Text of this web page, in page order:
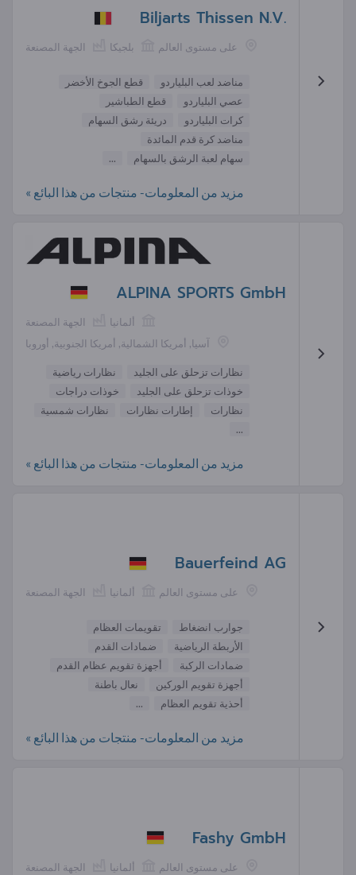
Biljarts Thissen N.V.
الجهة المصنعة بلجيكا على مستوى العالم
مناضد لعب البلياردو
قطع الجوخ الأخضر
عصي البلياردو
قطع الطباشير
كرات البلياردو
دريئة رشق السهام
مناضد كرة قدم المائدة
سهام لعبة الرشق بالسهام
...
مزيد من المعلومات- منتجات من هذا البائع »
ALPINA SPORTS GmbH
الجهة المصنعة
ألمانيا
آسيا, أمريكا الشمالية, أمريكا الجنوبية, أوروبا
نظارات تزحلق على الجليد
نظارات رياضية
خوذات تزحلق على الجليد
خوذات دراجات
نظارات
إطارات نظارات
نظارات شمسية
...
مزيد من المعلومات- منتجات من هذا البائع »
Bauerfeind AG
الجهة المصنعة ألمانيا على مستوى العالم
جوارب انضغاط
تقويمات العظام
الأربطة الرياضية
ضمادات القدم
ضمادات الركبة
أجهزة تقويم عظام القدم
أجهزة تقويم الوركين
نعال باطنة
أحذية تقويم العظام
...
مزيد من المعلومات- منتجات من هذا البائع »
Fashy GmbH
الجهة المصنعة ألمانيا على مستوى العالم